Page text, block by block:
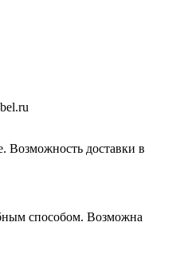
Возможность доставки в
способом. Возможна